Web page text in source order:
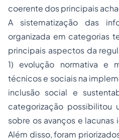
coerente dos principais
A sistematização das
organizada em categorias
principais aspectos da
1) evolução normativa e
técnicos e sociais na
inclusão social e
categorização possibilitou
sobre os avanços e
Além disso, foram